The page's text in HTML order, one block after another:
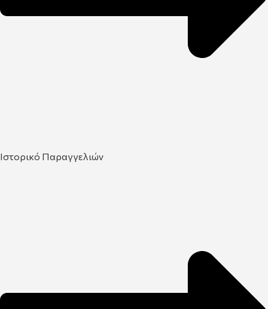
Ιστορικό Παραγγελιών